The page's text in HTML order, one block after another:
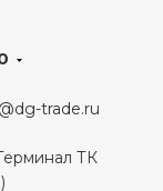
trade.ru
ТК